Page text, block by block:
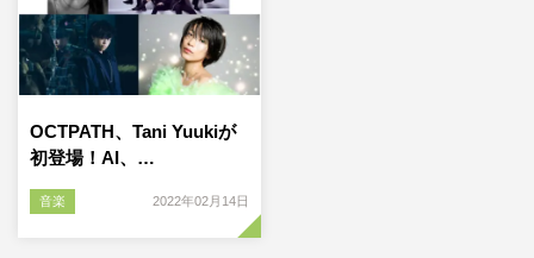
OCTPATH、Tani Yuukiが
初登場！AI、…
音楽 2022年02月14日